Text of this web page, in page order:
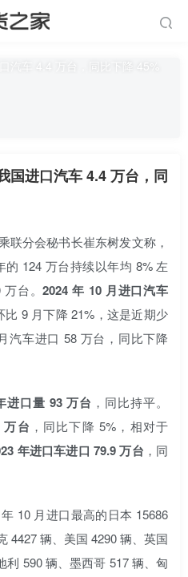
国进口汽车 4.4 万台，同
联分会秘书长崔东树发文称，
124 万台持续以年均 8% 左
万台。2024 年 10 月进口汽车
比 9 月下降 21%，这是近期少
汽车进口 58 万台，同比下降
进口量 93 万台 ，同比持平。
万台 ，同比下降 5%，相对于
年进口车进口 79.9 万台 ，同
10 月进口最高的日本 15686
4427 辆、美国 4290 辆、英国
利 590 辆、墨西哥 517 辆、匈